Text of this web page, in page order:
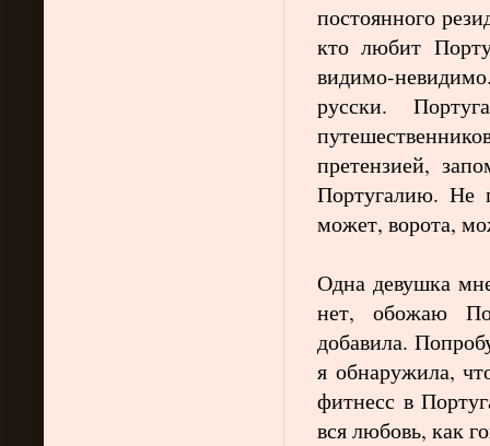
постоянного
кто любит
видимо-
русски.
претензией,
Португалию. Не
может, ворота,
Одна девушка
нет, обожаю
добавила.
я обнаружила,
фитнесс в
вся любовь, как